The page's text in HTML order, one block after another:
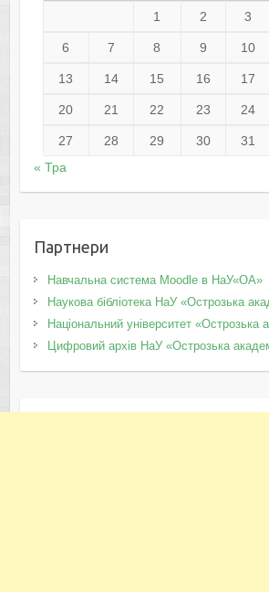
1 2 3
6 7 8 9 10
13 14 15 16 17
20 21 22 23 24
27 28 29 30
31
« Тра
Партнери
Навчальна система Moodle в НаУ«ОА»
Наукова бібліотека НаУ «Острозька
Національний університет «Острозька
Цифровий архів НаУ «Острозька